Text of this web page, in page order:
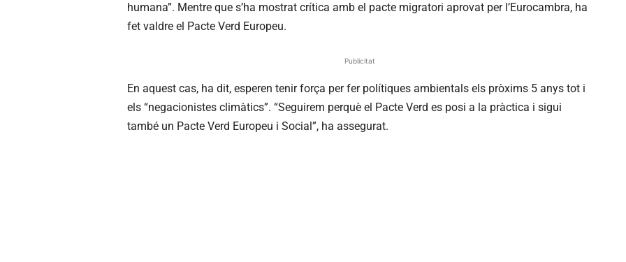
humana”. Mentre que s’ha mostrat crítica amb el pacte migratori aprovat per l’Eurocambra, ha
fet valdre el Pacte Verd Europeu.
Publicitat
En aquest cas, ha dit, esperen tenir força per fer polítiques ambientals els pròxims 5 anys tot i
els “negacionistes climàtics”. “Seguirem perquè el Pacte Verd es posi a la pràctica i sigui
també un Pacte Verd Europeu i Social”, ha assegurat.